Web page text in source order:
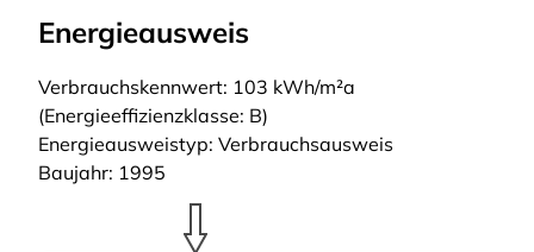
Energieausweis
Verbrauchskennwert: 103 kWh/m²a
(Energieeffizienzklasse: B)
Energieausweistyp: Verbrauchsausweis
Baujahr: 1995